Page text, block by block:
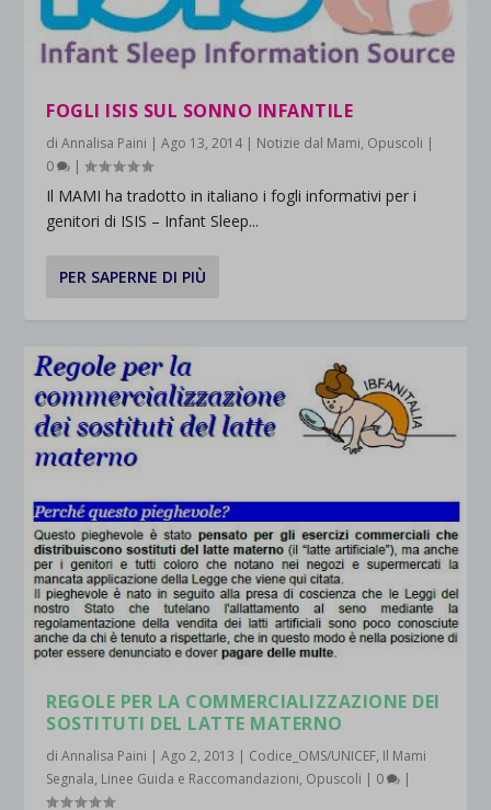
FOGLI ISIS SUL SONNO INFANTILE
diAnnalisa Paini |Ago 13, 2014 Notizie dal Mami, Opuscoli
0
|
Il MAMI ha tradotto in italiano i fogli informativi per i
genitori di ISIS – Infant Sleep...
PER SAPERNE DI PIÙ
REGOLE PER LA COMMERCIALIZZAZIONE DEI
SOSTITUTI DEL LATTE MATERNO
diAnnalisa Paini |Ago 2, 2013 | Codice_OMS/UNICEF, Il Mami
Segnala, Linee Guida e Raccomandazioni, Opuscoli | 0 |